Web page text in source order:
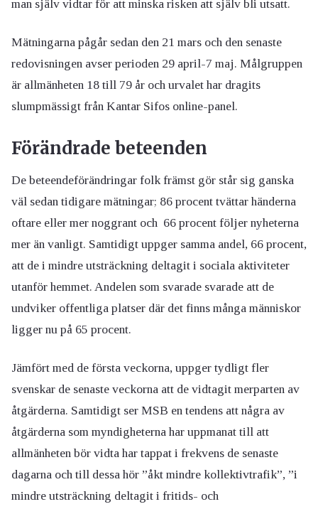
man själv vidtar för att minska risken att själv bli utsatt.
Mätningarna pågår sedan den 21 mars och den senaste
redovisningen avser perioden 29 april-7 maj. Målgruppen
är allmänheten 18 till 79 år och urvalet har dragits
slumpmässigt från Kantar Sifos online-panel.
Förändrade beteenden
De beteendeförändringar folk främst gör står sig ganska
väl sedan tidigare mätningar; 86 procent tvättar händerna
oftare eller mer noggrant och 66 procent följer nyheterna
mer än vanligt. Samtidigt uppger samma andel, 66 procent,
att de i mindre utsträckning deltagit i sociala aktiviteter
utanför hemmet. Andelen som svarade svarade att de
undviker offentliga platser där det finns många människor
ligger nu på 65 procent.
Jämfört med de första veckorna, uppger tydligt fler
svenskar de senaste veckorna att de vidtagit merparten av
åtgärderna. Samtidigt ser MSB en tendens att några av
åtgärderna som myndigheterna har uppmanat till att
allmänheten bör vidta har tappat i frekvens de senaste
dagarna och till dessa hör ”åkt mindre kollektivtrafik”, ”i
mindre utsträckning deltagit i fritids- och